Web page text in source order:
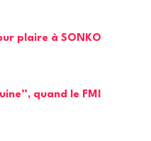
plaire à SONKO
quand le FMI